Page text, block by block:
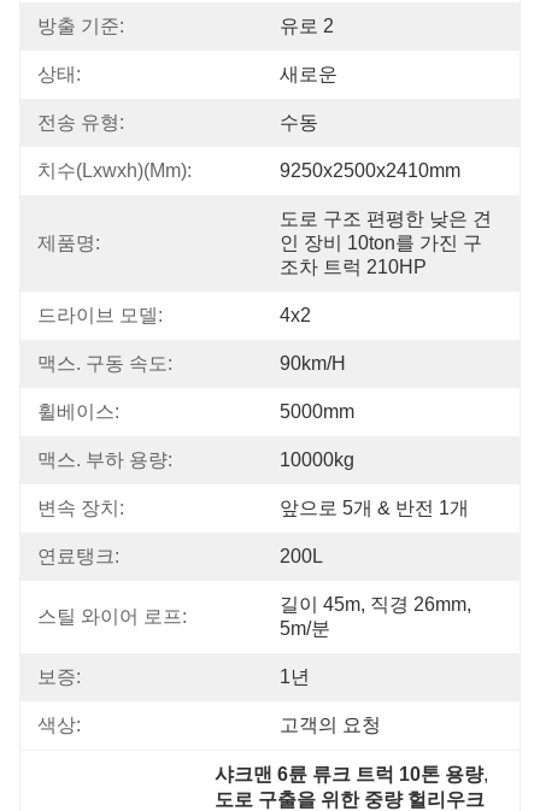
방출 기준: 유로 2
상태: 새로운
전송 유형: 수동
치수(lxwxh)(mm): 9250x2500x2410mm
제품명:
도로 구조 편평한 낮은 견
인 장비 10ton를 가진 구
조차 트럭 210HP
드라이브 모델: 4x2
맥스. 구동 속도: 90km/h
휠베이스: 5000mm
맥스. 부하 용량: 10000kg
변속 장치: 앞으로 5개 & 반전 1개
연료탱크: 200L
스틸 와이어 로프:
길이 45m, 직경 26mm,
5m/분
보증: 1년
색상: 고객의 요청
샤크맨 6륜 류크 트럭 10톤 용량,
도로 구출을 위한 중량 헐리우크